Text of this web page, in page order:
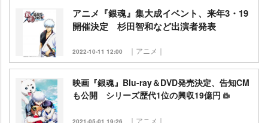
アニメ『銀魂』集大成イベント、来年3・19
開催決定 杉田智和など出演者発表
2022-10-11 12:00 ｜アニメ｜
映画『銀魂』Blu-ray＆DVD発売決定、告知CM
も公開 シリーズ歴代1位の興収19億円
2021-05-01 19:26 ｜アニメ｜